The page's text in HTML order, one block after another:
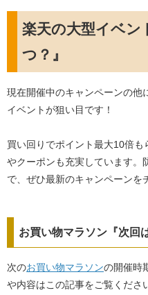
楽天の大型イベン
つ？』
現在開催中のキャンペーンの他
イベントが狙い目です！
買い回りでポイント最大10倍
やクーポンも充実しています。
で、ぜひ最新のキャンペーンを
お買い物マラソン『次回
次のお買い物マラソンの開催時
や内容はこの記事をご覧くださ